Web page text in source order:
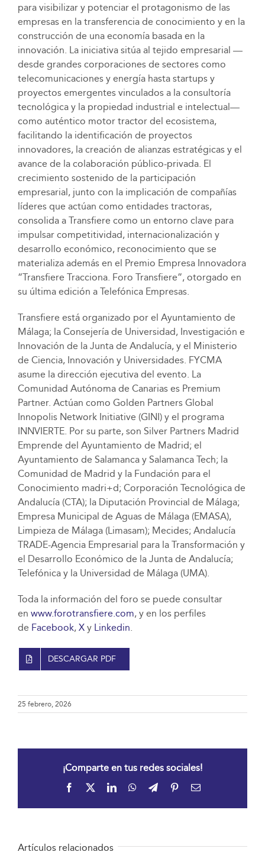
para visibilizar y potenciar el protagonismo de las
empresas en la transferencia de conocimiento y en la
construcción de una economía basada en la
innovación. La iniciativa sitúa al tejido empresarial —
desde grandes corporaciones de sectores como
telecomunicaciones y energía hasta startups y
proyectos emergentes vinculados a la consultoría
tecnológica y la propiedad industrial e intelectual—
como auténtico motor tractor del ecosistema,
facilitando la identificación de proyectos
innovadores, la creación de alianzas estratégicas y el
avance de la colaboración público-privada. El
crecimiento sostenido de la participación
empresarial, junto con la implicación de compañías
líderes que actúan como entidades tractoras,
consolida a Transfiere como un entorno clave para
impulsar competitividad, internacionalización y
desarrollo económico, reconocimiento que se
materializa además en el Premio Empresa Innovadora
“Transfiere Tracciona. Foro Transfiere”, otorgado en
su última edición a Telefónica Empresas.
Transfiere está organizado por el Ayuntamiento de
Málaga; la Consejería de Universidad, Investigación e
Innovación de la Junta de Andalucía, y el Ministerio
de Ciencia, Innovación y Universidades. FYCMA
asume la dirección ejecutiva del evento. La
Comunidad Autónoma de Canarias es Premium
Partner. Actúan como Golden Partners Global
Innopolis Network Initiative (GINI) y el programa
INNVIERTE. Por su parte, son Silver Partners Madrid
Emprende del Ayuntamiento de Madrid; el
Ayuntamiento de Salamanca y Salamanca Tech; la
Comunidad de Madrid y la Fundación para el
Conocimiento madri+d; Corporación Tecnológica de
Andalucía (CTA); la Diputación Provincial de Málaga;
Empresa Municipal de Aguas de Málaga (EMASA),
Limpieza de Málaga (Limasam); Mecides; Andalucía
TRADE-Agencia Empresarial para la Transformación y
el Desarrollo Económico de la Junta de Andalucía;
Telefónica y la Universidad de Málaga (UMA).
Toda la información del foro se puede consultar
en www.forotransfiere.com, y en los perfiles
de Facebook, Xy Linkedin.
DESCARGAR PDF
25 febrero, 2026
¡Comparte en tus redes sociales!
Facebook LinkedInWhatsApp
TelegramPinterestCorreo
Artículos relacionados